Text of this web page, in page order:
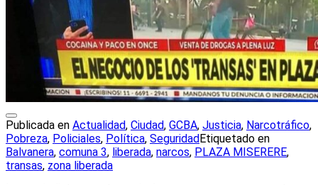
Publicada en Actualidad, Ciudad, GCBA, Justicia, Narcotráfico,
Pobreza, Policiales, Política, SeguridadEtiquetado en
Balvanera, comuna 3, liberada, narcos, PLAZA MISERERE,
transas, zona liberada